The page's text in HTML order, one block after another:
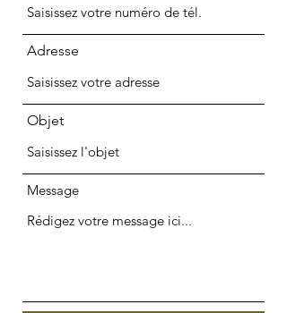
Adresse
Objet
Message